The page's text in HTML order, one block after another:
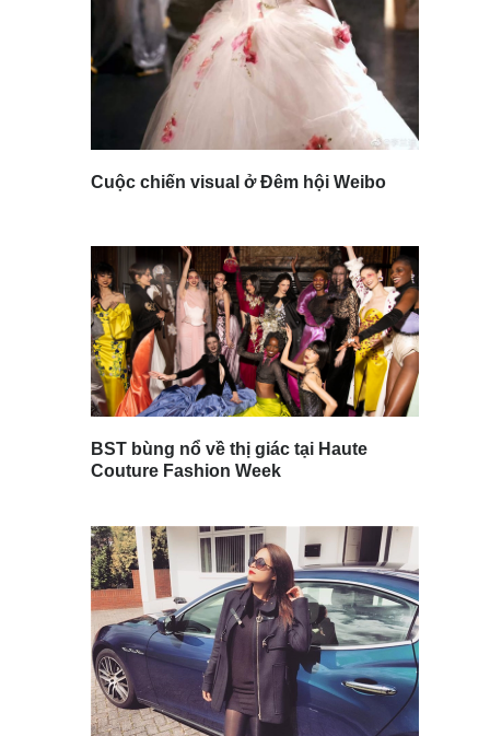
Cuộc chiến visual ở Đêm hội Weibo
BST bùng nổ về thị giác tại Haute
Couture Fashion Week